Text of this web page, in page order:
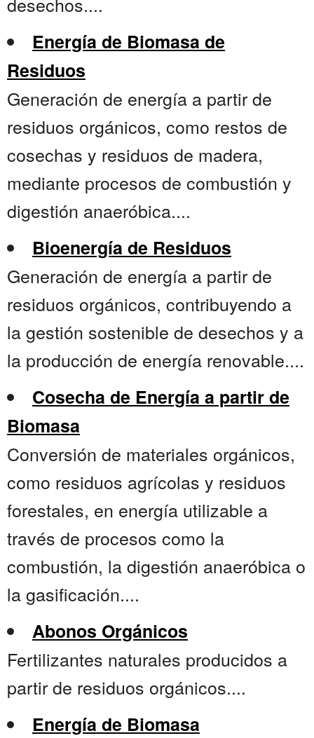
Energía de Biomasa de
Residuos
Generación de energía a partir de
residuos orgánicos, como restos de
cosechas y residuos de madera,
mediante procesos de combustión y
digestión anaeróbica....
Bioenergía de Residuos
Generación de energía a partir de
residuos orgánicos, contribuyendo a
la gestión sostenible de desechos y a
la producción de energía renovable....
Cosecha de Energía a partir de
Biomasa
Conversión de materiales orgánicos,
como residuos agrícolas y residuos
forestales, en energía utilizable a
través de procesos como la
combustión, la digestión anaeróbica o
la gasificación....
Abonos Orgánicos
Fertilizantes naturales producidos a
partir de residuos orgánicos....
Energía de Biomasa